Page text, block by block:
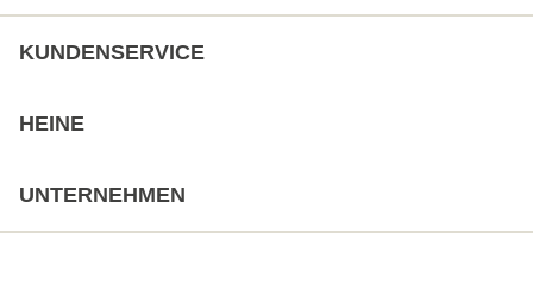
KUNDENSERVICE
HEINE
UNTERNEHMEN